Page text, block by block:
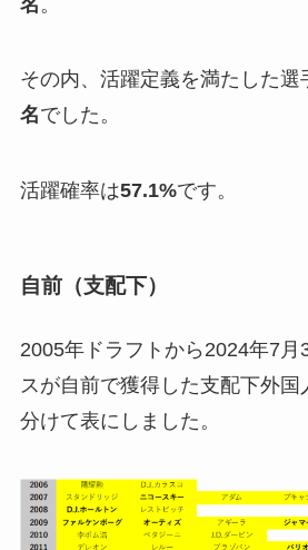
その内、活躍定義を満たした選
名でした。
活躍確率は57.1%です。
自前（支配下）
2005年ドラフトから2024年7月
スが自前で獲得した支配下外国
分けて表にしました。